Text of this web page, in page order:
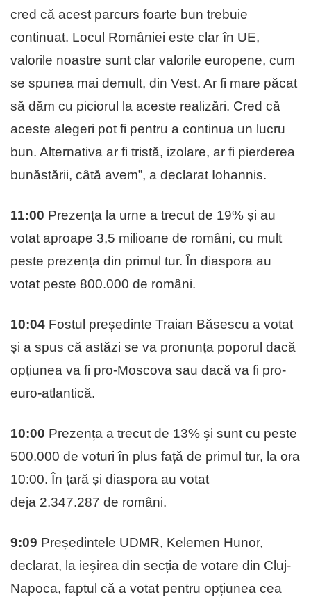
cred că acest parcurs foarte bun trebuie
continuat. Locul României este clar în UE,
valorile noastre sunt clar valorile europene, cum
se spunea mai demult, din Vest. Ar fi mare păcat
să dăm cu piciorul la aceste realizări. Cred că
aceste alegeri pot fi pentru a continua un lucru
bun. Alternativa ar fi tristă, izolare, ar fi pierderea
bunăstării, câtă avem”, a declarat Iohannis.
11:00 Prezența la urne a trecut de 19% și au
votat aproape 3,5 milioane de români, cu mult
peste prezența din primul tur. În diaspora au
votat peste 800.000 de români.
10:04 Fostul președinte Traian Băsescu a votat
și a spus că astăzi se va pronunța poporul dacă
opțiunea va fi pro-Moscova sau dacă va fi pro-
euro-atlantică.
10:00 Prezența a trecut de 13% și sunt cu peste
500.000 de voturi în plus față de primul tur, la ora
10:00. În țară și diaspora au votat
deja 2.347.287 de români.
9:09 Președintele UDMR, Kelemen Hunor,
declarat, la ieșirea din secția de votare din Cluj-
Napoca, faptul că a votat pentru opțiunea cea